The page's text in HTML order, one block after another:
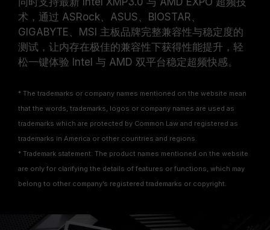
术，通过 ASRock、ASUS、BIOSTAR、
GIGABYTE、MSI 主板品牌完整兼容性与稳定度的
测试，让内存在极佳的兼容性下获得性能提升，轻
松一键体验 Intel 与 AMD 双平台稳定超频快感。
* The trademarks or company names mentioned on the website mean
that the words, trademarks, logos or company names are used as
trademarks which are protected by Common Law and registered as
trademarks in America or other countries and regions.
* Trademark statement: The product names mentioned on the website
are only for clarifying the details of features or functions, which may
belong to other company’s registered trademarks or copyright.